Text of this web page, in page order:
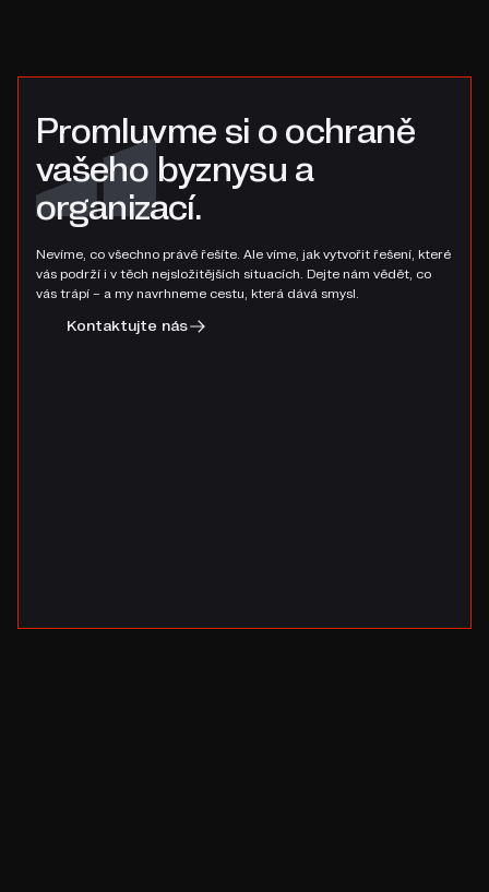
Promluvme si o ochraně
vašeho byznysu a
organizací.
Nevíme, co všechno právě řešíte. Ale víme, jak vytvořit řešení, které
vás podrží i v těch nejsložitějších situacích. Dejte nám vědět, co
vás trápí – a my navrhneme cestu, která dává smysl.
Kontaktujte nás